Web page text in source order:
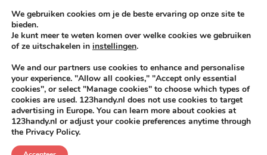
KEEP ICT CLEAN
VÓÓR MÉÉR IN EIGEN ZZPBELANG ®
Tag:Logo LinkJUICE
We gebruiken cookies om je de beste ervaring op onze site te
bieden.
Je kunt meer te weten komen over welke cookies we gebruiken
of ze uitschakelen in instellingen.
We and our partners use cookies to enhance and personalise
your experience. "Allow all cookies," "Accept only essential
cookies", or select "Manage cookies" to choose which types of
cookies are used. 123handy.nl does not use cookies to target
advertising in Europe. You can learn more about cookies at
123handy.nl or adjust your cookie preferences anytime through
the Privacy Policy.